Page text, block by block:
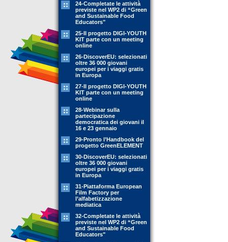
24-Completate le attività
previste nel WP2 di “Green
and Sustainable Food
Educators"
25-Il progetto DIGI-YOUTH
KIT parte con un meeting
online
26-DiscoverEU: selezionati
oltre 36 000 giovani
europei per i viaggi gratis
in Europa
27-Il progetto DIGI-YOUTH
KIT parte con un meeting
online
28-Webinar sulla
partecipazione
democratica dei giovani il
16 e 23 gennaio
29-Pronto l’Handbook del
progetto GreenELEMENT
30-DiscoverEU: selezionati
oltre 36 000 giovani
europei per i viaggi gratis
in Europa
31-Piattaforma European
Film Factory per
l’alfabetizzazione
mediatica
32-Completate le attività
previste nel WP2 di “Green
and Sustainable Food
Educators"